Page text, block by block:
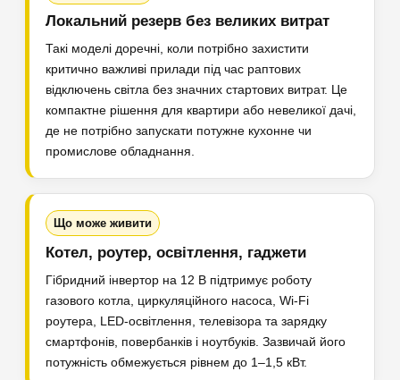
Локальний резерв без великих витрат
Такі моделі доречні, коли потрібно захистити
критично важливі прилади під час раптових
відключень світла без значних стартових витрат. Це
компактне рішення для квартири або невеликої дачі,
де не потрібно запускати потужне кухонне чи
промислове обладнання.
Що може живити
Котел, роутер, освітлення, гаджети
Гібридний інвертор на 12 В підтримує роботу
газового котла, циркуляційного насоса, Wi-Fi
роутера, LED-освітлення, телевізора та зарядку
смартфонів, повербанків і ноутбуків. Зазвичай його
потужність обмежується рівнем до 1–1,5 кВт.